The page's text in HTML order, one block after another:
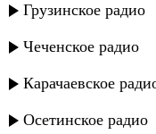
Грузинское радио
Чеченское радио
Карачаевское
Осетинское радио
Марина
Марина